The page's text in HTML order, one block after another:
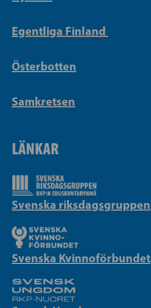
Egentliga Finland
Österbotten
Samkretsen
LÄNKAR
Svenska riksdagsgruppen
Svenska Kvinnoförbundet